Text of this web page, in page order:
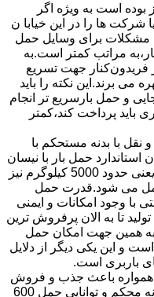
است به ویژه اگر
شرکت ها را در این خیابا ن
مشکلات برای وسایل حمل
مراتب کمتر است.به
جهت تسریع
می برند.این نکته را باید
و حمل بارسریع تر انجام
باید پرداخت کند،کمتر
نقل با بدنه مستحکم با
حمل بار با نیسان
2800 کیلو است اما دوبرابر این مقدار یعنی حدود 5000 کیلوگرم نیز
حمل می شود.قدرت حمل
با وجود امکانات و ایمنی
تا به الان پرفروش ترین
همین جهت امکان حمل
24 امکان پذیر است و این یکی دیگر از دلایل
باربری است.
همواره باعث جذب و فروش
بالای این نوع وانت ایرانی بوده است.بدنه محکم و توانایی حمل 600